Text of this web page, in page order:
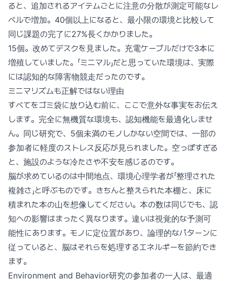
ると、追加されるアイテムごとに注意の分散が測定可能なレ
ベルで増加。40個以上になると、最小限の環境と比較して
同じ課題の完了に27%長くかかりました。
15個。改めてデスクを見ました。充電ケーブルだけで3本に
増殖していました。「ミニマル」だと思っていた環境は、実際
には認知的な障害物競走だったのです。
ミニマリズムも正解ではない理由
すべてをゴミ袋に放り込む前に、ここで意外な事実をお伝え
します。完全に無機質な環境も、認知機能を最適化しませ
ん。同じ研究で、5個未満のモノしかない空間では、一部の
参加者に軽度のストレス反応が見られました。空っぽすぎる
と、施設のような冷たさや不安を感じるのです。
脳が求めているのは中間地点、環境心理学者が「整理された
複雑さ」と呼ぶものです。きちんと整えられた本棚と、床に
積まれた本の山を想像してください。本の数は同じでも、認
知への影響はまったく異なります。違いは視覚的な予測可
能性にあります。モノに定位置があり、論理的なパターンに
従っていると、脳はそれらを処理するエネルギーを節約でき
ます。
Environment and Behavior研究の参加者の一人は、最適